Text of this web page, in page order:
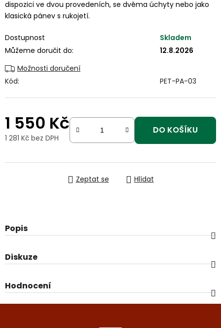
dispozici ve dvou provedeních, se dvěma úchyty nebo jako
klasická pánev s rukojetí.
Dostupnost
Skladem
Můžeme doručit do:
12.8.2026
Možnosti doručení
Kód:
PET-PA-03
1 550 Kč
1 281 Kč bez DPH
DO KOŠÍKU
Zeptat se Hlídat
Popis
Diskuze
Hodnocení